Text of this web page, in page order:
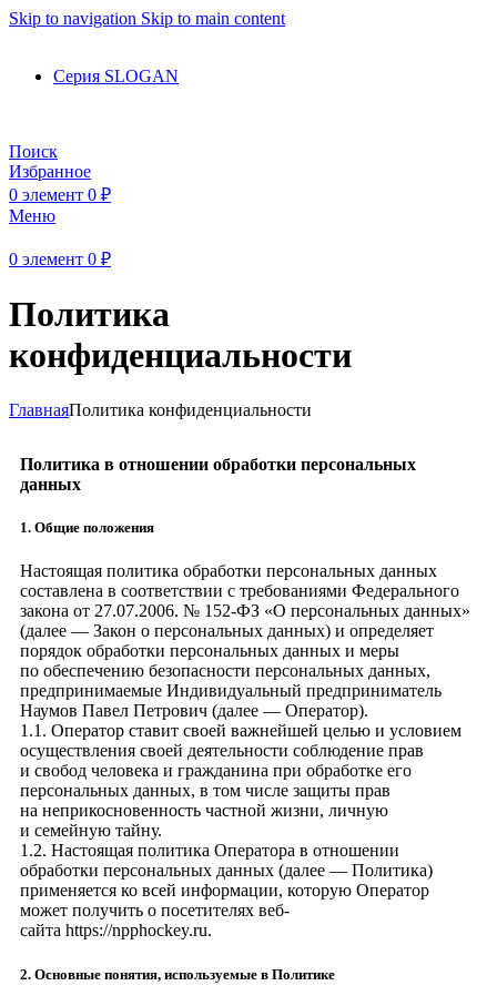
Skip to navigation Skip to main content
Серия SLOGAN
Поиск
Избранное
0 элемент 0 ₽
Меню
0 элемент 0 ₽
Политика
конфиденциальности
ГлавнаяПолитика конфиденциальности
Политика в отношении обработки персональных
данных
1. Общие положения
Настоящая политика обработки персональных данных
составлена в соответствии с требованиями Федерального
закона от 27.07.2006. № 152-ФЗ «О персональных данных»
(далее — Закон о персональных данных) и определяет
порядок обработки персональных данных и меры
по обеспечению безопасности персональных данных,
предпринимаемые Индивидуальный предприниматель
Наумов Павел Петрович (далее — Оператор).
1.1. Оператор ставит своей важнейшей целью и условием
осуществления своей деятельности соблюдение прав
и свобод человека и гражданина при обработке его
персональных данных, в том числе защиты прав
на неприкосновенность частной жизни, личную
и семейную тайну.
1.2. Настоящая политика Оператора в отношении
обработки персональных данных (далее — Политика)
применяется ко всей информации, которую Оператор
может получить о посетителях веб-
сайта https://npphockey.ru.
2. Основные понятия, используемые в Политике